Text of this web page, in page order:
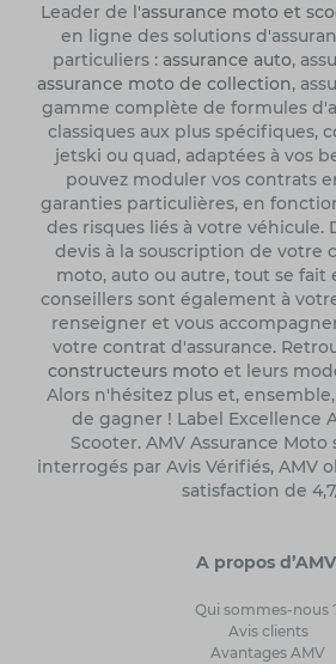
Leader de l'assurance moto et
en ligne des solutions
particuliers : assurance auto,
assurance moto de collection,
gamme complète de formules
classiques aux plus spécifiques,
jetski ou quad, adaptées à vos
pouvez moduler vos contrats
garanties particulières, en
des risques liés à votre véhicule.
devis à la souscription de votre
moto, auto ou autre, tout se fait
conseillers sont également à
renseigner et vous
votre contrat d'assurance.
constructeurs motoet leurs
Alors n'hésitez plus et,
de gagner ! Label Excellence
Scooter. AMV Assurance Moto
interrogés par Avis Vérifiés, AMV
satisfaction de
A propos d’AMV
Qui sommes-nous
Avis clients
Avantages AMV